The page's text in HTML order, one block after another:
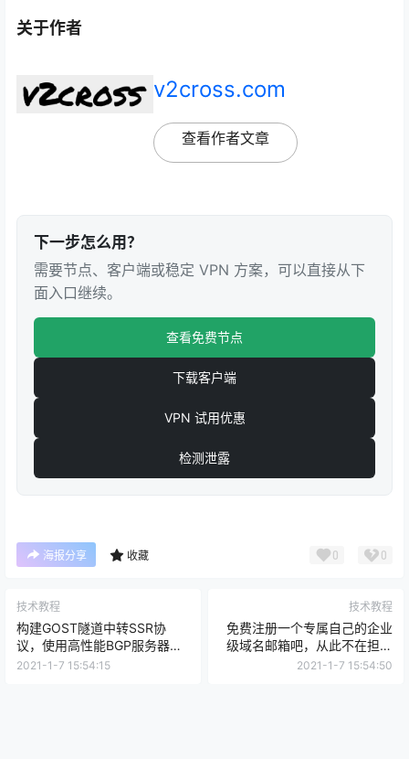
关于作者
v2cross.com
查看作者文章
下一步怎么用？
需要节点、客户端或稳定 VPN 方案，可以直接从下
面入口继续。
查看免费节点
下载客户端
VPN 试用优惠
检测泄露
海报分享 收藏 0 0
技术教程
构建GOST隧道中转SSR协
议，使用高性能BGP服务器带
你展翅高飞！
2021-1-7 15:54:15
技术教程
免费注册一个专属自己的企业
级域名邮箱吧，从此不在担心
邮箱不够用！
2021-1-7 15:54:50